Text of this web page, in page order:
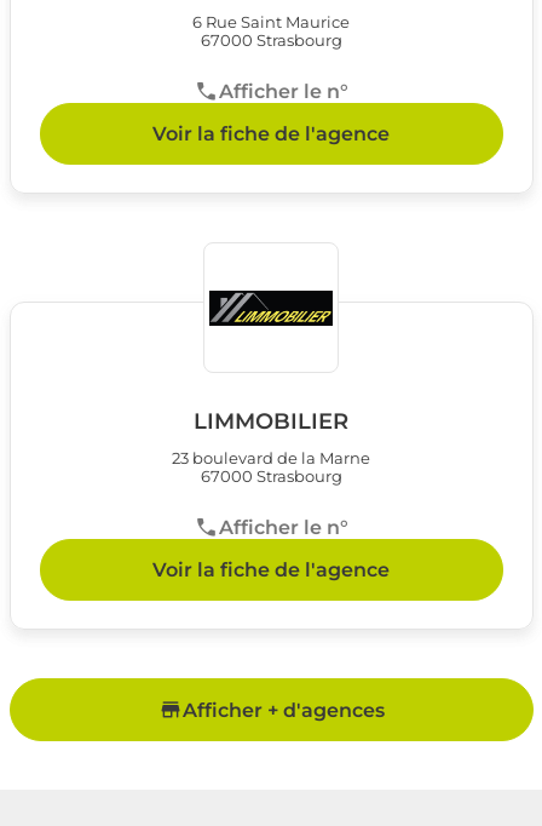
6 Rue Saint Maurice
67000 Strasbourg
Afficher le n°
Voir la fiche de l'agence
LIMMOBILIER
23 boulevard de la Marne
67000 Strasbourg
Afficher le n°
Voir la fiche de l'agence
Afficher + d'agences